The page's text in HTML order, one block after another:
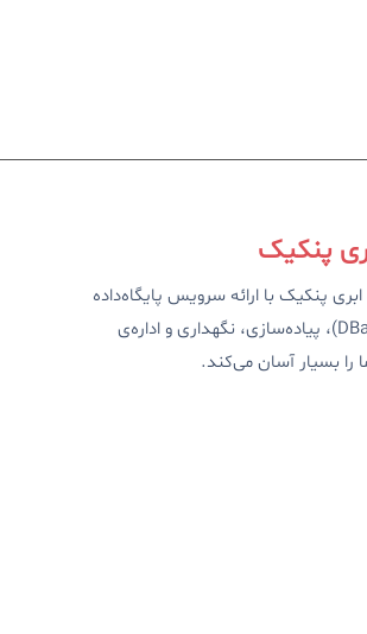
پنکیک
پنکیک با ارائه سرویس پایگاه‌داده
مدیریت‌شده (DBaaS)، پیاده‌سازی، نگهداری و اداره‌ی
را بسیار آسان می‌کند.